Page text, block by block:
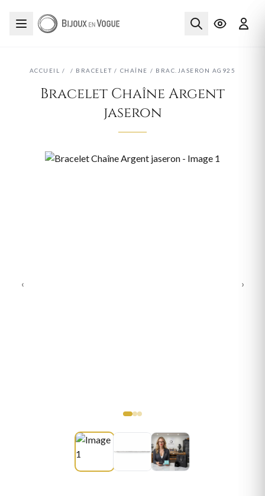
ACCUEIL / / BRACELET / CHAÎNE / BRAC.JASERON AG925
Bracelet Chaîne Argent
jaseron
‹ ›